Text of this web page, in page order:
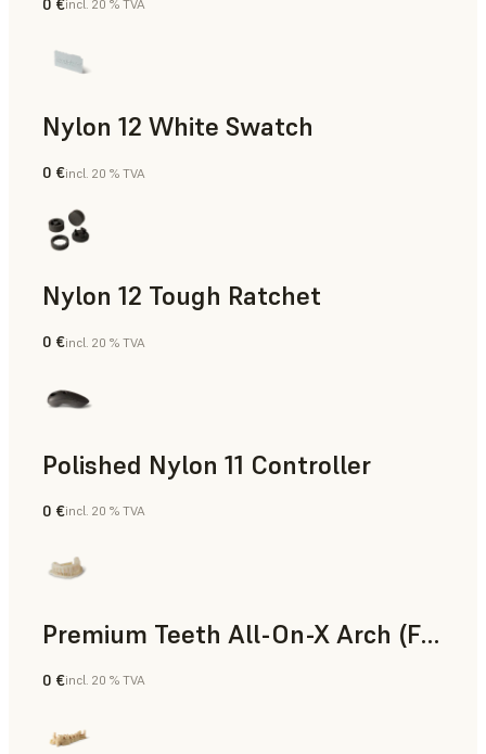
Poudre SLS
incl. 20 % TVA
Nylon 12 White Swatch
Poudre SLS
0 €incl. 20 % TVA
Nylon 12 Tough Ratchet
Poudre SLS
0 €incl. 20 % TVA
Polished Nylon 11 Controller
Poudre SLS
0 €incl. 20 % TVA
Premium Teeth All-On-X Arch (Form 4)
Dentaire
0 €incl. 20 % TVA